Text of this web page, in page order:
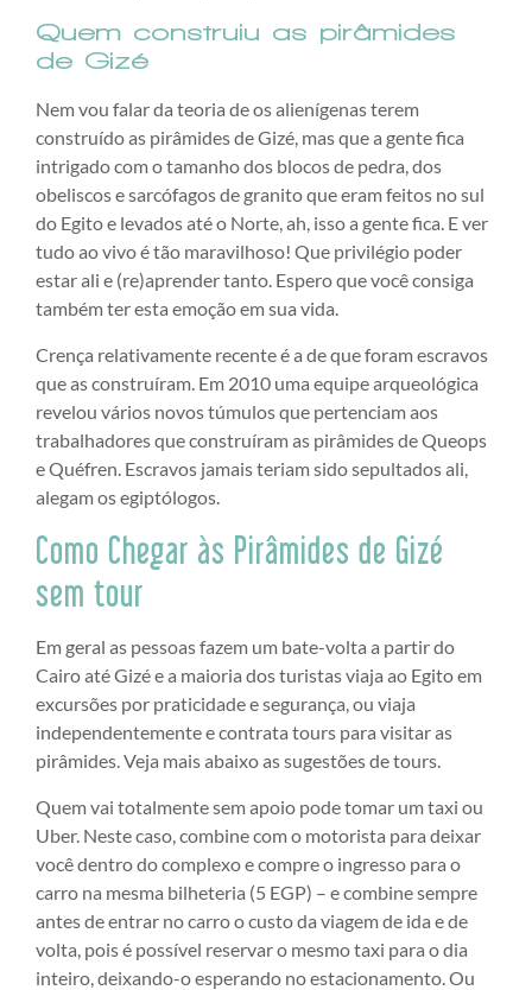
Quem construiu as pirâmides
de Gizé
Nem vou falar da teoria de os alienígenas terem
construído as pirâmides de Gizé, mas que a gente fica
intrigado com o tamanho dos blocos de pedra, dos
obeliscos e sarcófagos de granito que eram feitos no sul
do Egito e levados até o Norte, ah, isso a gente fica. E ver
tudo ao vivo é tão maravilhoso! Que privilégio poder
estar ali e (re)aprender tanto. Espero que você consiga
também ter esta emoção em sua vida.
Crença relativamente recente é a de que foram escravos
que as construíram. Em 2010 uma equipe arqueológica
revelou vários novos túmulos que pertenciam aos
trabalhadores que construíram as pirâmides de Queops
e Quéfren. Escravos jamais teriam sido sepultados ali,
alegam os egiptólogos.
Como Chegar às Pirâmides de Gizé
sem tour
Em geral as pessoas fazem um bate-volta a partir do
Cairo até Gizé e a maioria dos turistas viaja ao Egito em
excursões por praticidade e segurança, ou viaja
independentemente e contrata tours para visitar as
pirâmides. Veja mais abaixo as sugestões de tours.
Quem vai totalmente sem apoio pode tomar um taxi ou
Uber. Neste caso, combine com o motorista para deixar
você dentro do complexo e compre o ingresso para o
carro na mesma bilheteria (5 EGP) – e combine sempre
antes de entrar no carro o custo da viagem de ida e de
volta, pois é possível reservar o mesmo taxi para o dia
inteiro, deixando-o esperando no estacionamento. Ou